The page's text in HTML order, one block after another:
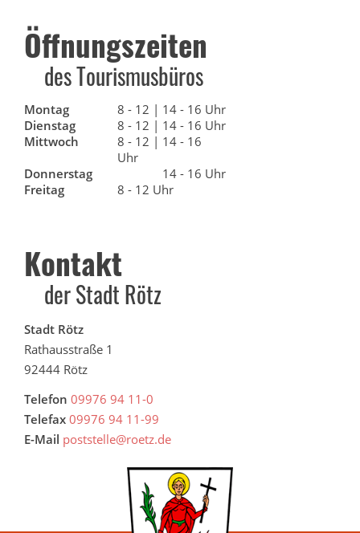
Öffnungszeiten
des Tourismusbüros
Montag
8 - 12 | 14 - 16 Uhr
Dienstag
8 - 12 | 14 - 16 Uhr
Mittwoch
8 - 12 | 14 - 16
Uhr
Donnerstag
14 - 16 Uhr
Freitag
8 - 12 Uhr
Kontakt
der Stadt Rötz
Stadt Rötz
Rathausstraße 1
92444 Rötz
Telefon 09976 94 11-0
Telefax 09976 94 11-99
E-Mail poststelle@roetz.de